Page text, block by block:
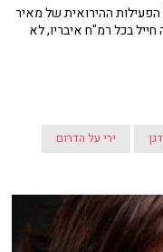
ההירואית של מאיר
בכל רמ"ח איבריו, לא
ירי על הדרום